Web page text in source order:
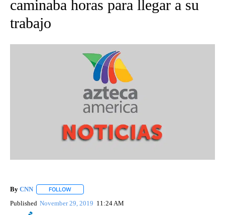
caminaba horas para llegar a su
trabajo
By CNN FOLLOW
Published November 29, 2019 11:24 AM